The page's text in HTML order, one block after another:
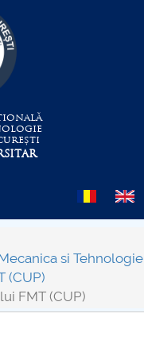
al Proiectelor
si Tehnologie
(CUP)
FMT (CUP)